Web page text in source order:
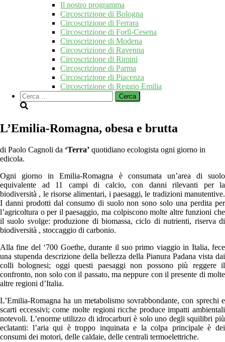
Il nostro programma
Circoscrizione di Bologna
Circoscrizione di Ferrara
Circoscrizione di Forlì-Cesena
Circoscrizione di Modena
Circoscrizione di Ravenna
Circoscrizione di Rimini
Circoscrizione di Parma
Circoscrizione di Piacenza
Circoscrizione di Reggio Emilia
Ricerca
per:
L’Emilia-Romagna, obesa e brutta
di Paolo Cagnoli da ‘Terra’ quotidiano ecologista ogni giorno in
edicola.
Ogni giorno in Emilia-Romagna è consumata un’area di suolo
equivalente ad 11 campi di calcio, con danni rilevanti per la
biodiversità , le risorse alimentari, i paesaggi, le tradizioni manutentive.
I danni prodotti dal consumo di suolo non sono solo una perdita per
l’agricoltura o per il paesaggio, ma colpiscono molte altre funzioni che
il suolo svolge: produzione di biomassa, ciclo di nutrienti, riserva di
biodiversità , stoccaggio di carbonio.
Alla fine del ‘700 Goethe, durante il suo primo viaggio in Italia, fece
una stupenda descrizione della bellezza della Pianura Padana vista dai
colli bolognesi; oggi questi paesaggi non possono più reggere il
confronto, non solo con il passato, ma neppure con il presente di molte
altre regioni d’Italia.
L’Emilia-Romagna ha un metabolismo sovrabbondante, con sprechi e
scarti eccessivi; come molte regioni ricche produce impatti ambientali
notevoli. L’enorme utilizzo di idrocarburi è solo uno degli squilibri più
eclatanti: l’aria qui è troppo inquinata e la colpa principale è dei
consumi dei motori, delle caldaie, delle centrali termoelettriche.